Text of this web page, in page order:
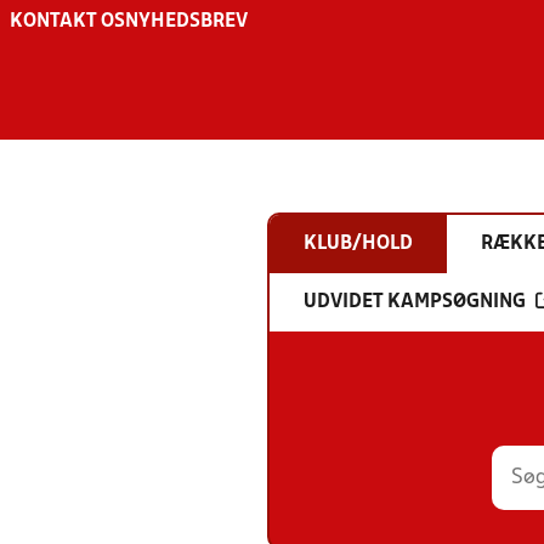
KONTAKT OS NYHEDSBREV
KLUB/HOLD
UDVIDET KAMPSØGNING